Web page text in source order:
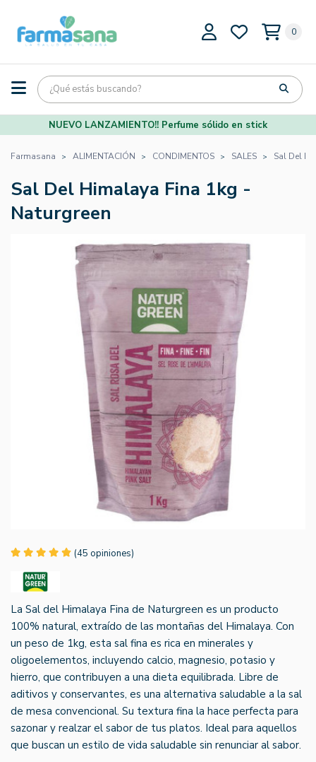
0
NUEVO LANZAMIENTO!! Perfume sólido en stick
Farmasana ALIMENTACIÓN CONDIMENTOS SALES Sal Del
Sal Del Himalaya Fina 1kg -
Naturgreen
(45 opiniones)
La Sal del Himalaya Fina de Naturgreen es un producto
100% natural, extraído de las montañas del Himalaya. Con
un peso de 1kg, esta sal fina es rica en minerales y
oligoelementos, incluyendo calcio, magnesio, potasio y
hierro, que contribuyen a una dieta equilibrada. Libre de
aditivos y conservantes, es una alternativa saludable a la sal
de mesa convencional. Su textura fina la hace perfecta para
sazonar y realzar el sabor de tus platos. Ideal para aquellos
que buscan un estilo de vida saludable sin renunciar al sabor.